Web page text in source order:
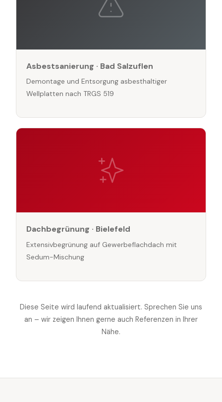
Asbestsanierung · Bad Salzuflen
Demontage und Entsorgung asbesthaltiger
Wellplatten nach TRGS 519
Dachbegrünung · Bielefeld
Extensivbegrünung auf Gewerbeflachdach mit
Sedum-Mischung
Diese Seite wird laufend aktualisiert. Sprechen Sie uns
an – wir zeigen Ihnen gerne auch Referenzen in Ihrer
Nähe.